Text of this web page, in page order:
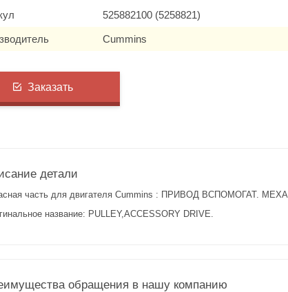
525882100 (5258821)
Cummins
Заказать
детали
часть для двигателя Cummins : ПРИВОД ВСПОМОГАТ.
название: PULLEY,ACCESSORY DRIVE.
обращения в нашу компанию